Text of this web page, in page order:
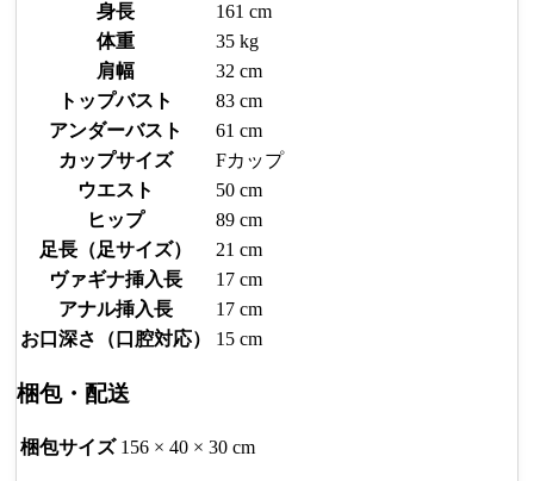
身長
161 cm
体重
35 kg
肩幅
32 cm
トップバスト
83 cm
アンダーバスト
61 cm
カップサイズ
Fカップ
ウエスト
50 cm
ヒップ
89 cm
足長（足サイズ）
21 cm
ヴァギナ挿入長
17 cm
アナル挿入長
17 cm
お口深さ（口腔対応）
15 cm
梱包・配送
梱包サイズ 156 × 40 × 30 cm